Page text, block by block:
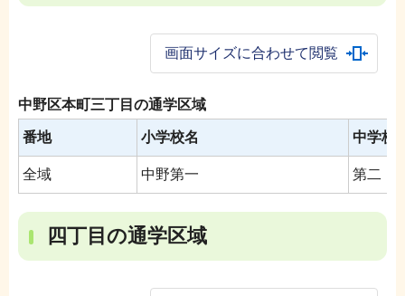
画面サイズに合わせて閲覧
中野区本町三丁目の通学区域
番地 小学校名 中学校
全域 中野第一 第二
四丁目の通学区域